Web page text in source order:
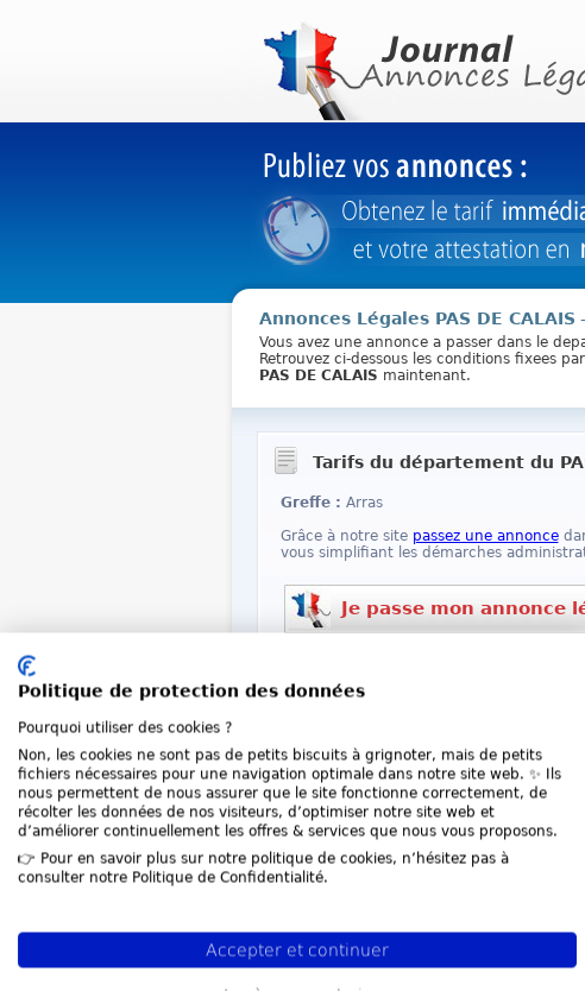
Annonces Légales PAS DE CALAIS
Vous avez une annonce a passer dans le
Retrouvez ci-dessous les conditions fixees
PAS DE CALAIS maintenant.
Tarifs du département du
Greffe : Arras
Grâce à notre site passez une annonce
vous simplifiant les démarches
Je passe mon annonce
Dernières annonces du PAS
2026-07-21 SCI - Société Civile - SCM
2026-07-15 SCI - Société Civile - SCM
2026-07-12 Dissolution FAGUS
2026-07-08 Liquidation TMR
2026-06-19 SARL - EURL - SELARL
2026-06-19 SCI - Société Civile - SCM
Politique de protection des données
Pourquoi utiliser des cookies ?
Non, les cookies ne sont pas de petits biscuits à grignoter, mais de petits
fichiers nécessaires pour une navigation optimale dans notre site web. ✨ Ils
nous permettent de nous assurer que le site fonctionne correctement, de
récolter les données de nos visiteurs, d’optimiser notre site web et
d’améliorer continuellement les offres & services que nous vous proposons.
👉 Pour en savoir plus sur notre politique de cookies, n’hésitez pas à
consulter notre Politique de Confidentialité.
Accepter et continuer